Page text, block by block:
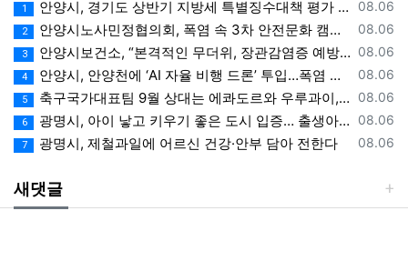
등록일
08.06
1 안양시, 경기도 상반기 지방세 특별징수대책 평가 ‘우수상’
등록일
08.06
2 안양시노사민정협의회, 폭염 속 3차 안전문화 캠페인 전개
등록일
08.06
3 안양시보건소, “본격적인 무더위, 장관감염증 예방에 각별한 주의 필요”
등록일
08.06
4 안양시, 안양천에 ‘AI 자율 비행 드론’ 투입…폭염 속 온열 질환 예방 계도
등록일
08.06
5 축구국가대표팀 9월 상대는 에콰도르와 우루과이, 9.10월 A매치 4연전 상대 모두 확정
등록일
08.06
6 광명시, 아이 낳고 키우기 좋은 도시 입증… 출생아 증가율 경기도 1위
등록일
08.06
7 광명시, 제철과일에 어르신 건강·안부 담아 전한다
새댓글